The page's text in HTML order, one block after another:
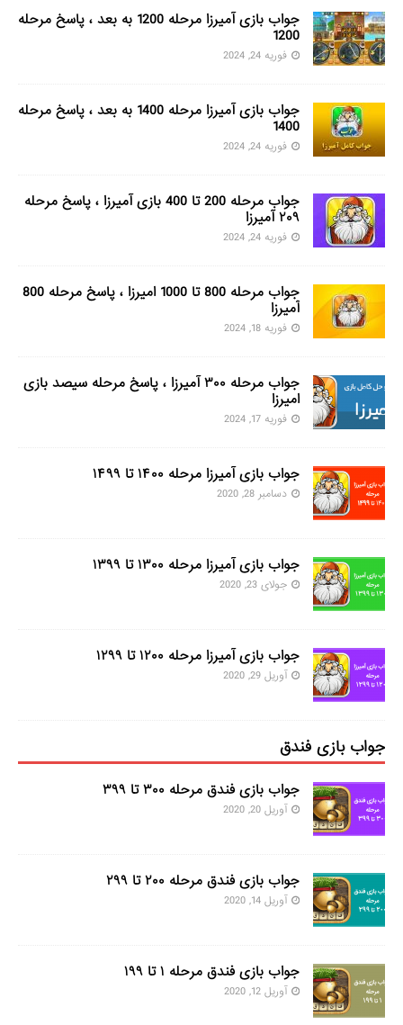
جواب بازی آمیرزا مرحله 1200 به بعد ، پاسخ مرحله
1200
فوریه 24, 2024
جواب بازی آمیرزا مرحله 1400 به بعد ، پاسخ مرحله
1400
فوریه 24, 2024
جواب مرحله 200 تا 400 بازی آمیرزا ، پاسخ مرحله
۲۰۹ آمیرزا
فوریه 24, 2024
جواب مرحله 800 تا 1000 امیرزا ، پاسخ مرحله 800
آمیرزا
فوریه 18, 2024
جواب مرحله ۳۰۰ آمیرزا ، پاسخ مرحله سیصد بازی
امیرزا
فوریه 17, 2024
جواب بازی آمیرزا مرحله ۱۴۰۰ تا ۱۴۹۹
دسامبر 28, 2020
جواب بازی آمیرزا مرحله ۱۳۰۰ تا ۱۳۹۹
جولای 23, 2020
جواب بازی آمیرزا مرحله ۱۲۰۰ تا ۱۲۹۹
آوریل 29, 2020
جواب بازی فندق
جواب بازی فندق مرحله ۳۰۰ تا ۳۹۹
آوریل 20, 2020
جواب بازی فندق مرحله ۲۰۰ تا ۲۹۹
آوریل 14, 2020
جواب بازی فندق مرحله ۱ تا ۱۹۹
آوریل 12, 2020